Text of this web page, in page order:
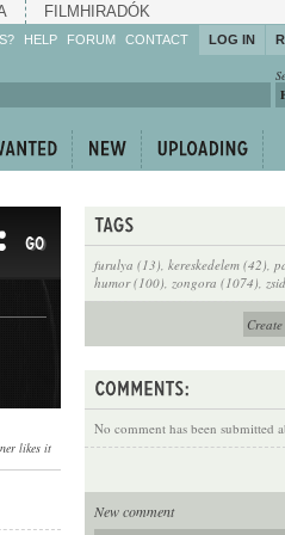
FILMHIRADÓK
HELP
Enrich!
Share!
FORUM CONTACT LOG IN
furulya (13), kereskedelem (42),
humor (100), zongora (1074),
No comment has been submitted
New comment
GO
likes it